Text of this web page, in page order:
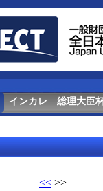
インカレ 総理大臣
<< >>